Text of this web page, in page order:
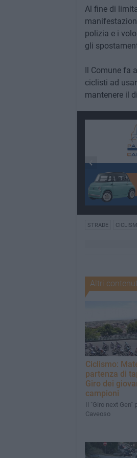
Al fine di
polizia e i
gli
Il Comune
ciclisti ad
mantenere il
STRADE
Altri
Ciclismo:
partenza di
Giro dei
campioni
Il "Giro next Gen"
Caveoso